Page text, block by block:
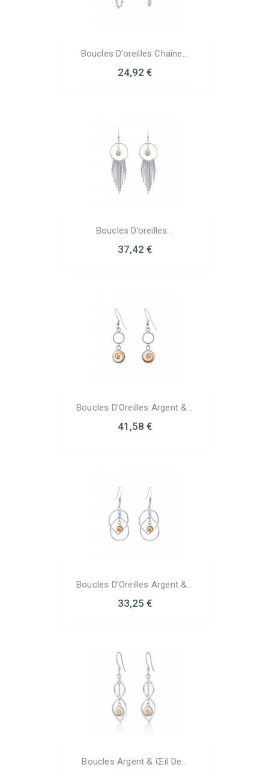
Boucles D’oreilles Chaîne...
24,92 €
Boucles D’oreilles...
37,42 €
Boucles D’Oreilles Argent &...
41,58 €
Boucles D’Oreilles Argent &...
33,25 €
Boucles Argent & Œil De...